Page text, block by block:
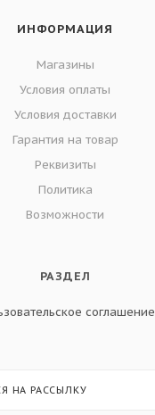
ИНФОРМАЦИЯ
Магазины
Условия оплаты
Условия доставки
Гарантия на товар
Реквизиты
Политика
Возможности
РАЗДЕЛ
соглашение
НА РАССЫЛКУ